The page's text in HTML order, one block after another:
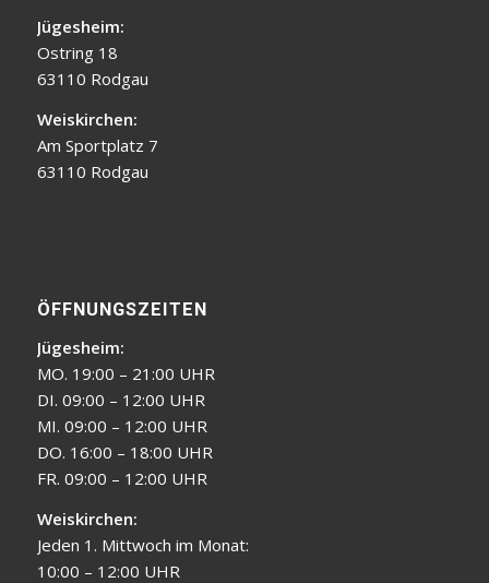
Jügesheim:
Ostring 18
63110 Rodgau
Weiskirchen:
Am Sportplatz 7
63110 Rodgau
ÖFFNUNGSZEITEN
Jügesheim:
MO. 19:00 – 21:00 UHR
DI. 09:00 – 12:00 UHR
MI. 09:00 – 12:00 UHR
DO. 16:00 – 18:00 UHR
FR. 09:00 – 12:00 UHR
Weiskirchen:
Jeden 1. Mittwoch im Monat:
10:00 – 12:00 UHR